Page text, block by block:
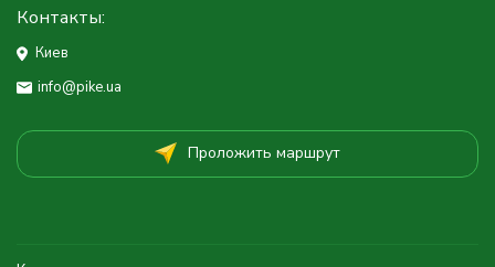
Контакты:
Киев
info@pike.ua
Проложить маршрут